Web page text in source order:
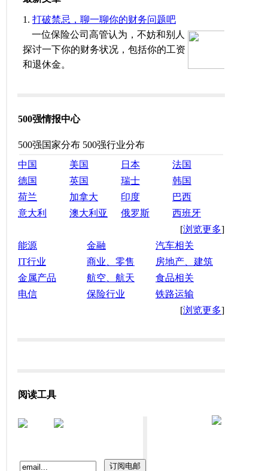
500强情报中心
500强国家分布 500强行业分布
中国
美国 日本
法国
德国
英国 瑞士
韩国
荷兰
加拿大 印度
巴西
意大利
澳大利亚 俄罗斯
西班牙
[浏览更多]
能源
金融
汽车相关
IT行业
商业、零售
房地产、建筑
金属产品
航空、航天
食品相关
电信
保险行业
铁路运输
[浏览更多]
阅读工具